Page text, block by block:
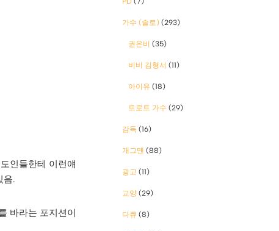
인들한테 이런얘
음.
바라는 포지션이
가수 (솔로) (293)
권은비 (35)
비비 김형서 (11)
아이유 (18)
트로트 가수 (29)
감독 (16)
개그맨 (88)
광고 (11)
교양 (29)
다큐 (8)